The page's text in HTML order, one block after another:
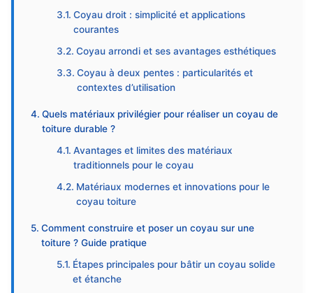
Coyau droit : simplicité et applications
courantes
Coyau arrondi et ses avantages esthétiques
Coyau à deux pentes : particularités et
contextes d’utilisation
Quels matériaux privilégier pour réaliser un coyau de
toiture durable ?
Avantages et limites des matériaux
traditionnels pour le coyau
Matériaux modernes et innovations pour le
coyau toiture
Comment construire et poser un coyau sur une
toiture ? Guide pratique
Étapes principales pour bâtir un coyau solide
et étanche